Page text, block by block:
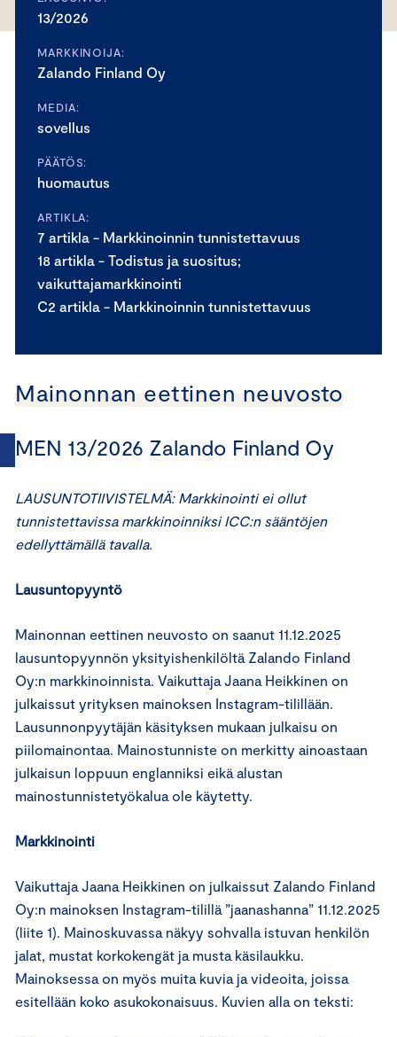
13/2026
MARKKINOIJA:
Zalando Finland Oy
MEDIA:
sovellus
PÄÄTÖS:
huomautus
ARTIKLA:
7 artikla - Markkinoinnin tunnistettavuus
18 artikla - Todistus ja suositus;
vaikuttajamarkkinointi
C2 artikla - Markkinoinnin tunnistettavuus
Mainonnan eettinen neuvosto
MEN 13/2026 Zalando Finland Oy
LAUSUNTOTIIVISTELMÄ: Markkinointi ei ollut
tunnistettavissa markkinoinniksi ICC:n sääntöjen
edellyttämällä tavalla.
Lausuntopyyntö
Mainonnan eettinen neuvosto on saanut 11.12.2025
lausuntopyynnön yksityishenkilöltä Zalando Finland
Oy:n markkinoinnista. Vaikuttaja Jaana Heikkinen on
julkaissut yrityksen mainoksen Instagram-tilillään.
Lausunnonpyytäjän käsityksen mukaan julkaisu on
piilomainontaa. Mainostunniste on merkitty ainoastaan
julkaisun loppuun englanniksi eikä alustan
mainostunnistetyökalua ole käytetty.
Markkinointi
Vaikuttaja Jaana Heikkinen on julkaissut Zalando Finland
Oy:n mainoksen Instagram-tilillä ”jaanashanna” 11.12.2025
(liite 1). Mainoskuvassa näkyy sohvalla istuvan henkilön
jalat, mustat korkokengät ja musta käsilaukku.
Mainoksessa on myös muita kuvia ja videoita, joissa
esitellään koko asukokonaisuus. Kuvien alla on teksti: